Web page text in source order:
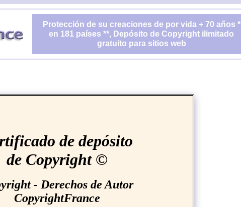
Protección de su creaciones de por vida + 70 años *
en 181 países **, Depósito de Copyright ilimitado
gratuito para sitios web
de depósito
de Copyright ©
- Derechos de Autor
CopyrightFrance